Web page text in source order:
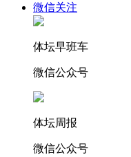
微信关注
体坛早班车
微信公众号
体坛周报
微信公众号